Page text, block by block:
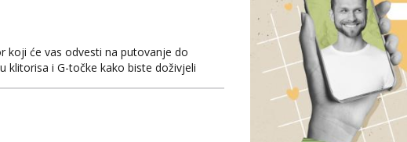
koji će vas odvesti na putovanje do
klitorisa i G-točke kako biste doživjeli